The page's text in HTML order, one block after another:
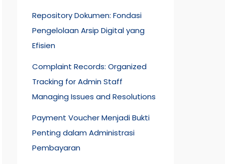
Repository Dokumen: Fondasi
Pengelolaan Arsip Digital yang
Efisien
Complaint Records: Organized
Tracking for Admin Staff
Managing Issues and Resolutions
Payment Voucher Menjadi Bukti
Penting dalam Administrasi
Pembayaran